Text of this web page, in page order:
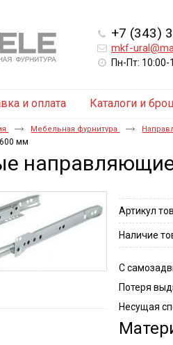
+7 (343)
mkf-
Пн-Пт: 10:00-
и оплата Каталоги и
Мебельная фурнитура
мм
Артикул
Наличие
С
Потеря
Несущая